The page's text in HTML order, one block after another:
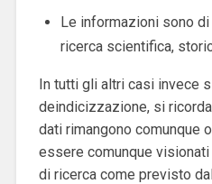
Le informazioni sono
ricerca scientifica,
In tutti gli altri casi invece
deindicizzazione, si
dati rimangono comunque
essere comunque
di ricerca come previsto